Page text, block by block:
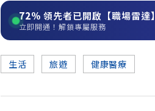
72% 領先者已開啟【職場雷達】
立即開通！解鎖專屬服務
生活 旅遊 健康醫療